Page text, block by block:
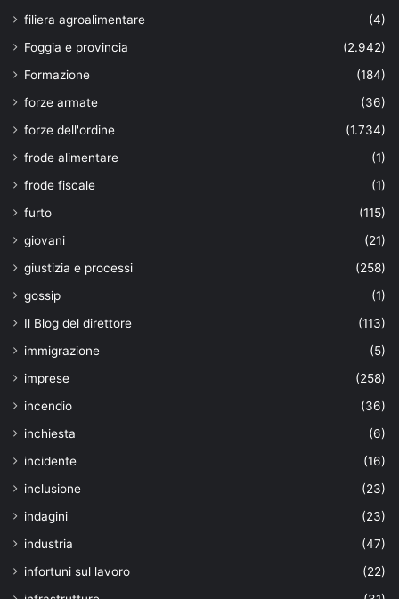
filiera agroalimentare
(4)
Foggia e provincia
(2.942)
Formazione
(184)
forze armate
(36)
forze dell'ordine
(1.734)
frode alimentare
(1)
frode fiscale
(1)
furto
(115)
giovani
(21)
giustizia e processi
(258)
gossip
(1)
Il Blog del direttore
(113)
immigrazione
(5)
imprese
(258)
incendio
(36)
inchiesta
(6)
incidente
(16)
inclusione
(23)
indagini
(23)
industria
(47)
infortuni sul lavoro
(22)